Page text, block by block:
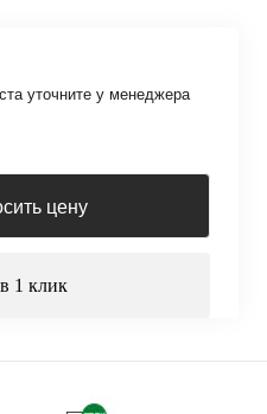
уточните у менеджера
цену
1 клик